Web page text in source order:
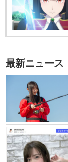
最新ニュース